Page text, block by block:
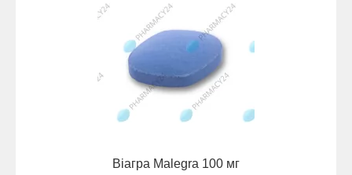
Віагра Malegra 100 мг